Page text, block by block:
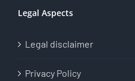
Legal Aspects
Legal disclaimer
Privacy Policy